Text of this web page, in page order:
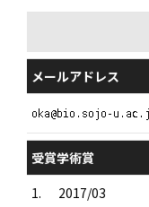
メールアドレス
受賞学術賞
1.
2017/03